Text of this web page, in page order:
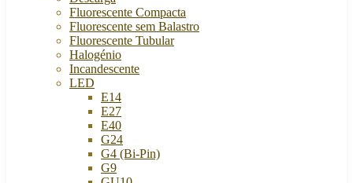
Fluorescente Compacta
Fluorescente sem Balastro
Fluorescente Tubular
Halogénio
Incandescente
LED
E14
E27
E40
G24
G4 (Bi-Pin)
G9